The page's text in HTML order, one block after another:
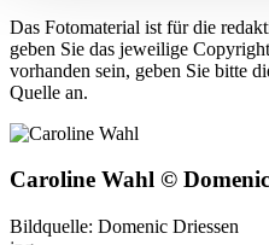
Das Fotomaterial ist für die
geben Sie das jeweilige
vorhanden sein, geben Sie bitte
Quelle an.
Caroline Wahl ©
Bildquelle: Domenic Driessen